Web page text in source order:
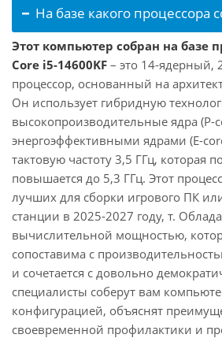
На базе какого процессора
Этот компьютер собран на базе
Core i5-14600KF – это 14-ядерный,
процессор, основанный на
Он использует гибридную
высокопроизводительные ядра (P-
энергоэффективными ядрами (E-
тактовую частоту 3,5 ГГц, которая
повышается до 5,3 ГГц. Этот
лучших для сборки игрового ПК
станции в 2025-2027 году, т.
вычислительной мощностью,
сопоставима с
и сочетается с довольно
специалисты соберут вам
конфигурацией, объяснят
своевременной профилактики и